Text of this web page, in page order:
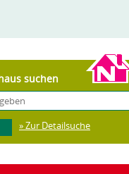
suchen
» Zur Detailsuche